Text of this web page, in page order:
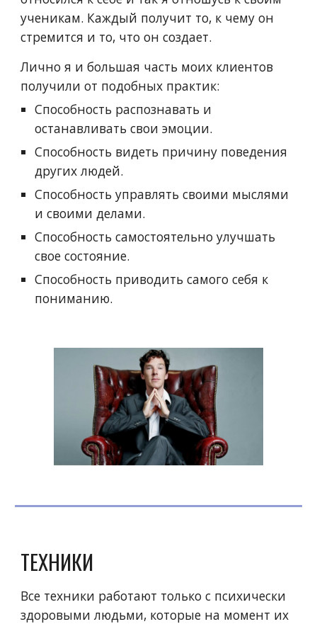
ученикам. Каждый получит то, к чему он
стремится и то, что он создает.
Лично я и большая часть моих клиентов
получили от подобных практик:
Способность распознавать и
останавливать свои эмоции.
Способность видеть причину поведения
других людей.
Способность управлять своими мыслями
и своими делами.
Способность самостоятельно улучшать
свое состояние.
Способность приводить самого себя к
пониманию.
ТЕХНИКИ
Все техники работают только с психически
здоровыми людьми, которые на момент их